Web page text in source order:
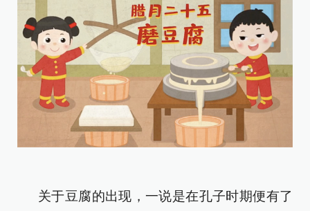
关于豆腐的出现，一说是在孔子时期便有了